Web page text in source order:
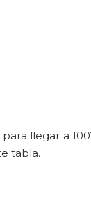
llegar a
tabla.